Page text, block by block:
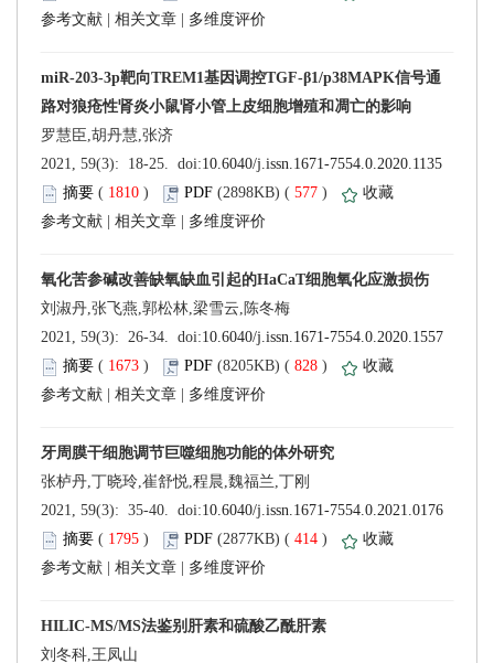
( ) 577 )
( ) 828 )
( ) 414 )